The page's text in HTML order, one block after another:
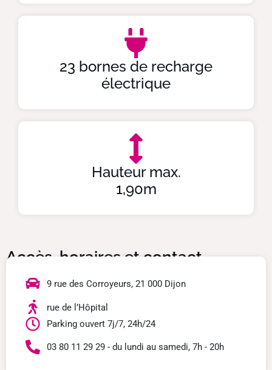
23 bornes de recharge
électrique
Hauteur max.
1,90m
Accès, horaires et contact
9 rue des Corroyeurs, 21 000 Dijon
rue de l’Hôpital
Parking ouvert 7j/7, 24h/24
03 80 11 29 29 - du lundi au samedi, 7h - 20h